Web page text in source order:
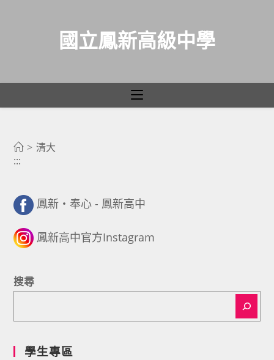
國立鳳新高級中學
> 清大
:::
鳳新・奉心 - 鳳新高中
鳳新高中官方Instagram
搜尋
學生專區